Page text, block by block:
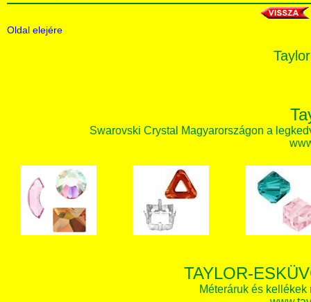
Oldal elejére
Swarovski Crystal Magyarországon a
TAYLOR-
Méteráruk és